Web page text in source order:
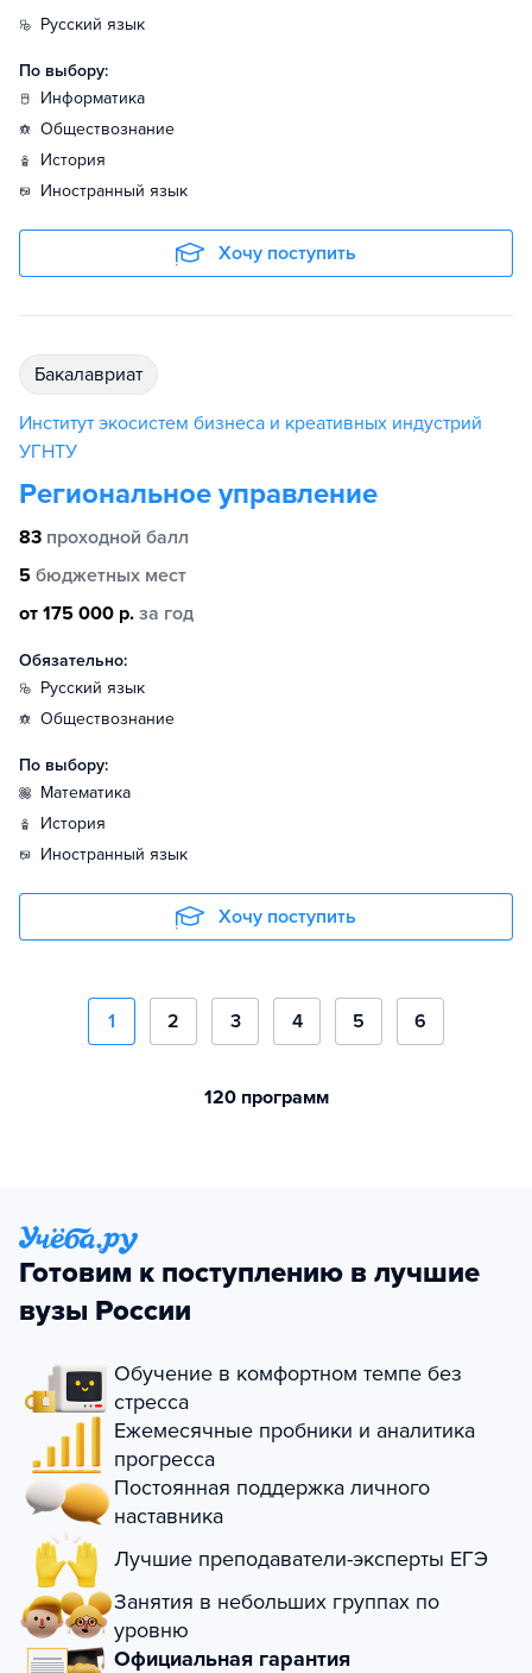
русский язык
По выбору:
информатика
обществознание
история
иностранный язык
Хочу поступить
бакалавриат
Институт экосистем бизнеса и креативных индустрий
УГНТУ
Региональное управление
83 проходной балл
5 бюджетных мест
от 175 000 р. за год
Обязательно:
русский язык
обществознание
По выбору:
математика
история
иностранный язык
Хочу поступить
1 2 3 4 5 6
120 программ
Готовим к поступлению в лучшие
вузы России
Обучение в комфортном темпе без
стресса
Ежемесячные пробники и аналитика
прогресса
Постоянная поддержка личного
наставника
Лучшие преподаватели-эксперты ЕГЭ
Занятия в небольших группах по
уровню
Официальная гарантия